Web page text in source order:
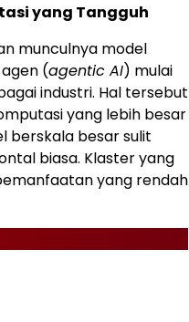
yang Tangguh
munculnya model
(agentic AI) mulai
industri. Hal tersebut
yang lebih besar
berskala besar sulit
biasa. Klaster yang
yang rendah